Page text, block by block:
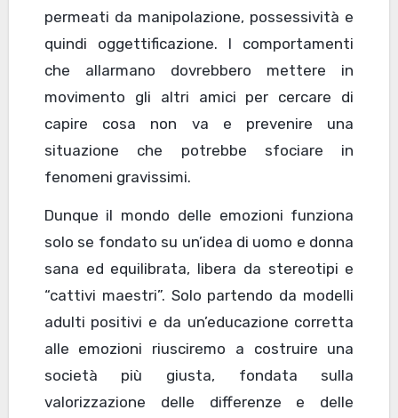
permeati da manipolazione, possessività e
quindi oggettificazione. I comportamenti
che allarmano dovrebbero mettere in
movimento gli altri amici per cercare di
capire cosa non va e prevenire una
situazione che potrebbe sfociare in
fenomeni gravissimi.
Dunque il mondo delle emozioni funziona
solo se fondato su un’idea di uomo e donna
sana ed equilibrata, libera da stereotipi e
“cattivi maestri”. Solo partendo da modelli
adulti positivi e da un’educazione corretta
alle emozioni riusciremo a costruire una
società più giusta, fondata sulla
valorizzazione delle differenze e delle